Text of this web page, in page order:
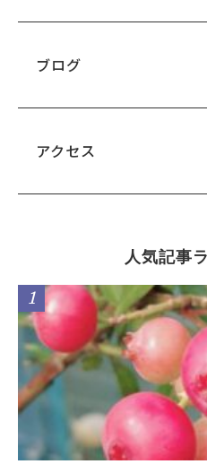
ブログ
アクセス
人気記事